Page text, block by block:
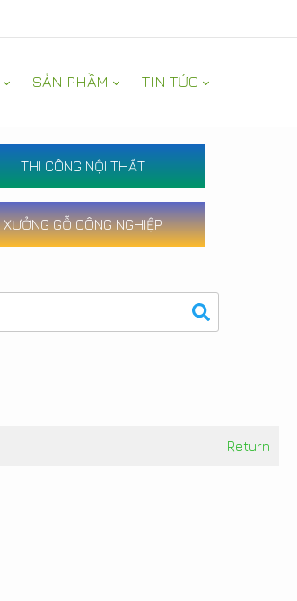
SẢN PHẦM TIN TỨC
THI CÔNG NỘI THẤT
XƯỞNG GỖ CÔNG NGHIỆP
Return